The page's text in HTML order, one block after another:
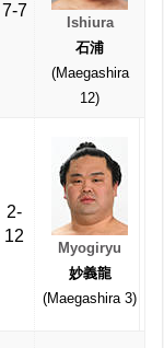
7-7
Ishiura
石浦
(Maegashira
12)
2-
12
Myogiryu
妙義龍
(Maegashira 3)